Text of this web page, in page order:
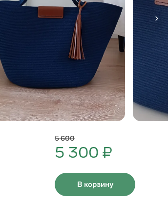
5 600
5 300 ₽
В корзину